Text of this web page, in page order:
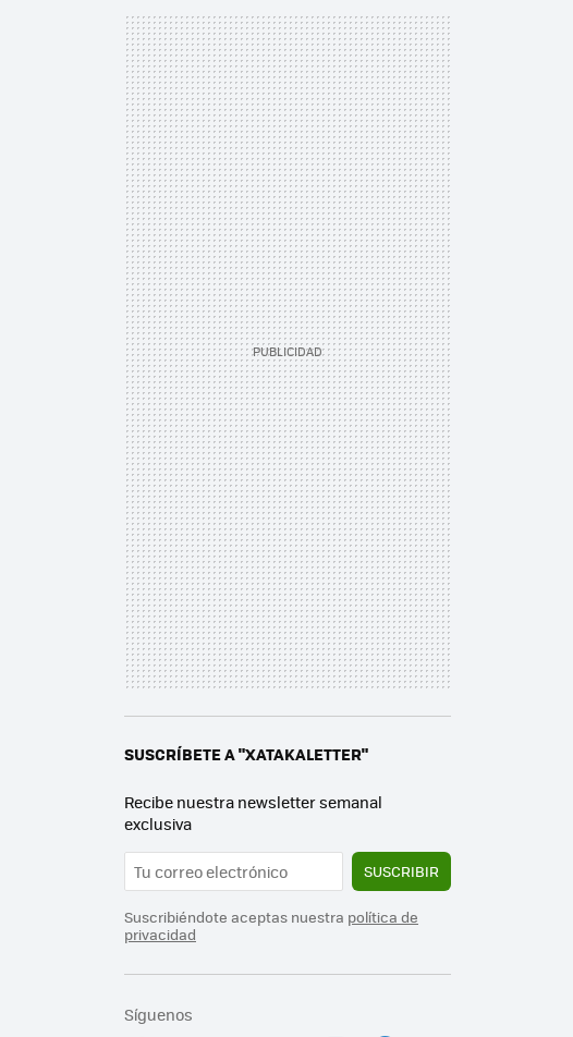
SUSCRÍBETE A "XATAKALETTER"
Recibe nuestra newsletter semanal
exclusiva
SUSCRIBIR
Suscribiéndote aceptas nuestra política de
privacidad
Síguenos